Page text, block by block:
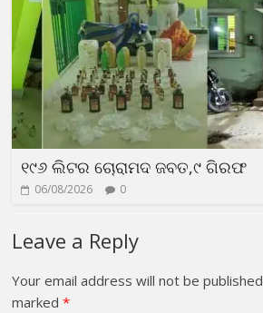
୧୯୬ ଲିଟର ଚୋରାମଦ ଜବତ,୯ ଗିରଫ
06/08/2026 0
Leave a Reply
Your email address will not be
marked*